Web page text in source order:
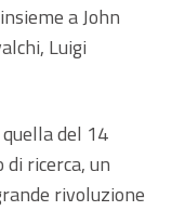
a John
Luigi
del 14
ricerca, un
rivoluzione